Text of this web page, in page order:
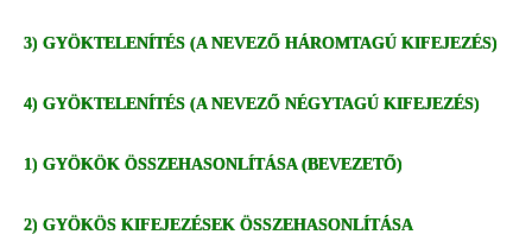
3) GYÖKTELENÍTÉS (A NEVEZŐ HÁROMTAGÚ KIFEJEZÉS)
4) GYÖKTELENÍTÉS (A NEVEZŐ NÉGYTAGÚ KIFEJEZÉS)
1) GYÖKÖK ÖSSZEHASONLÍTÁSA (BEVEZETŐ)
2) GYÖKÖS KIFEJEZÉSEK ÖSSZEHASONLÍTÁSA